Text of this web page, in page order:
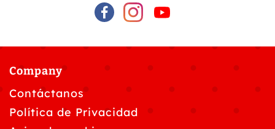
Company
Contáctanos
Política de Privacidad